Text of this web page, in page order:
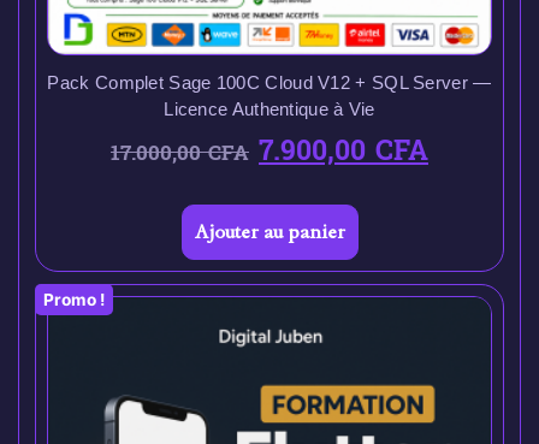
Pack Complet Sage 100C Cloud V12 + SQL Server —
Licence Authentique à Vie
17.000,00CFA 7.900,00CFA
Ajouter au panier
Promo !